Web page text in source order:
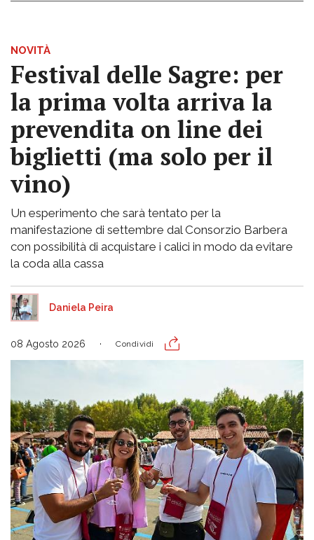
NOVITÀ
Festival delle Sagre: per
la prima volta arriva la
prevendita on line dei
biglietti (ma solo per il
vino)
Un esperimento che sarà tentato per la
manifestazione di settembre dal Consorzio Barbera
con possibilità di acquistare i calici in modo da evitare
la coda alla cassa
Daniela Peira
08 Agosto 2026 Condividi